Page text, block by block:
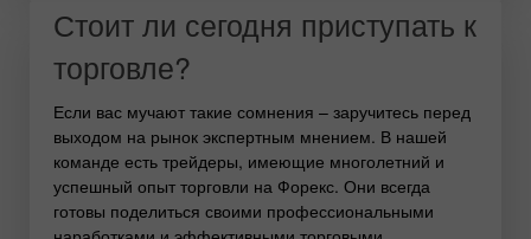
Стоит ли сегодня приступать к
торговле?
Если вас мучают такие сомнения – заручитесь перед
выходом на рынок экспертным мнением. В нашей
команде есть трейдеры, имеющие многолетний и
успешный опыт торговли на Форекс. Они всегда
готовы поделиться своими профессиональными